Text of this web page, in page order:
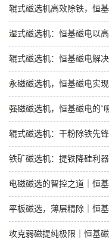
辊式磁选机高效除铁，恒
湿式磁选机：恒基磁电以
辊式磁选机：恒基磁电解
永磁磁选机，恒基磁电实
强磁磁选机，恒基磁电的“
辊式磁选机：干粉除铁先
铁矿磁选机：提铁降硅利
电磁磁选的智控之道｜恒
平板磁选，薄层精除｜恒
攻克弱磁提纯极限｜恒基